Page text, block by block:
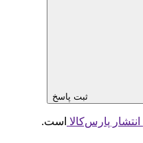
ثبت پاسخ
انتشار پارس‌کالا است.